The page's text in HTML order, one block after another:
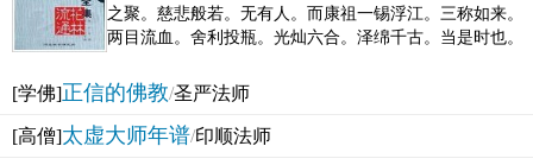
之聚。慈悲般若。无有人。而康祖一锡浮江。三称如来。
两目流血。舍利投瓶。光灿六合。泽绵千古。当是时也。
[学佛]正信的佛教/圣严法师
[高僧]太虚大师年谱/印顺法师